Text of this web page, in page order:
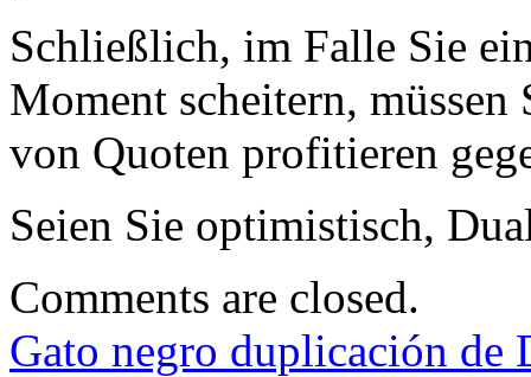
Schließlich, im Falle Sie
Moment scheitern,
von Quoten profitieren
Seien Sie optimistisch,
Comments are closed.
Gato negro duplicación